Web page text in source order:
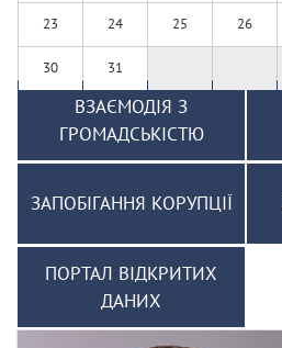
23 24 25 26
30 31
ВЗАЄМОДІЯ З
ГРОМАДСЬКІСТЮ
ЗАПОБІГАННЯ КОРУПЦІЇ
ПОРТАЛ ВІДКРИТИХ
ДАНИХ